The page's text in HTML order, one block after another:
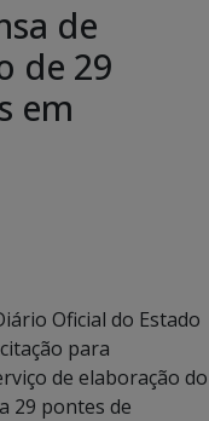
de
de 29
em
Oficial do Estado
para
de elaboração do
29 pontes de